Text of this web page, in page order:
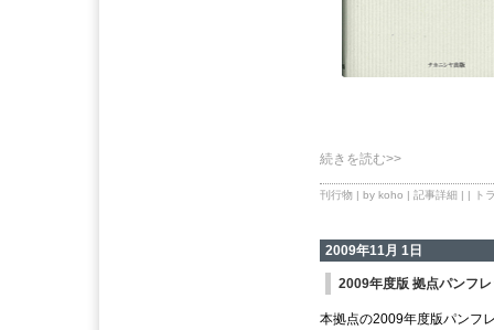
続きを読む>>
刊行物 | by koho | 記事詳細 | | ト
2009年11月 1日
2009年度版 拠点パンフ
本拠点の2009年度版パンフ